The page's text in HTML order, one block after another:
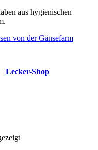
aus hygienischen
Lecker-Shop